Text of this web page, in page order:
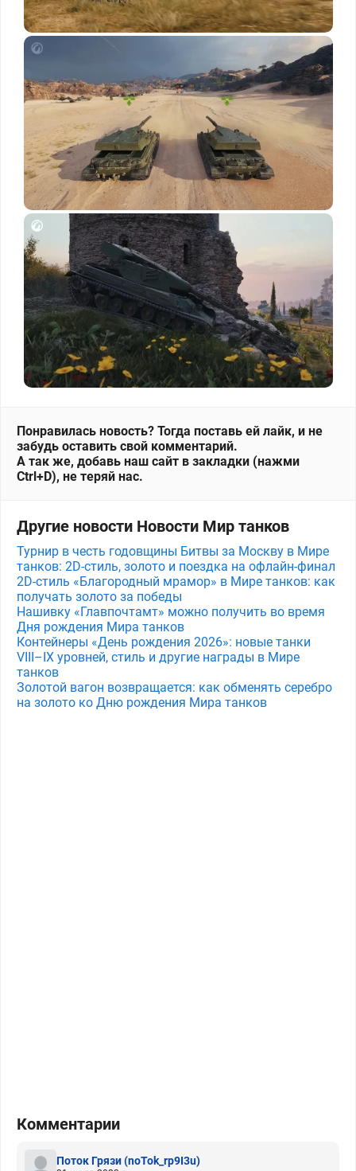
Понравилась новость? Тогда поставь ей лайк, и не
забудь оставить свой комментарий.
А так же, добавь наш сайт в закладки (нажми
Ctrl+D), не теряй нас.
Другие новости Новости Мир танков
Турнир в честь годовщины Битвы за Москву в Мире
танков: 2D-стиль, золото и поездка на офлайн-финал
2D-стиль «Благородный мрамор» в Мире танков: как
получать золото за победы
Нашивку «Главпочтамт» можно получить во время
Дня рождения Мира танков
Контейнеры «День рождения 2026»: новые танки
VIII–IX уровней, стиль и другие награды в Мире
танков
Золотой вагон возвращается: как обменять серебро
на золото ко Дню рождения Мира танков
Комментарии
Поток Грязи(noTok_rp9I3u)